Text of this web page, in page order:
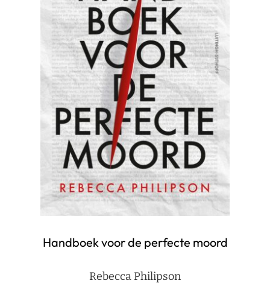
Handboek voor de perfecte moord
Rebecca Philipson